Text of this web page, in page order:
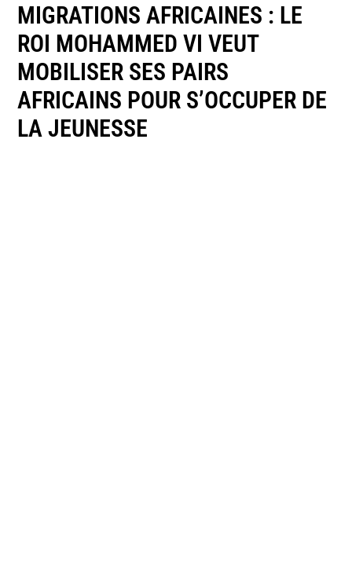
MIGRATIONS AFRICAINES : LE
ROI MOHAMMED VI VEUT
MOBILISER SES PAIRS
AFRICAINS POUR S’OCCUPER DE
LA JEUNESSE